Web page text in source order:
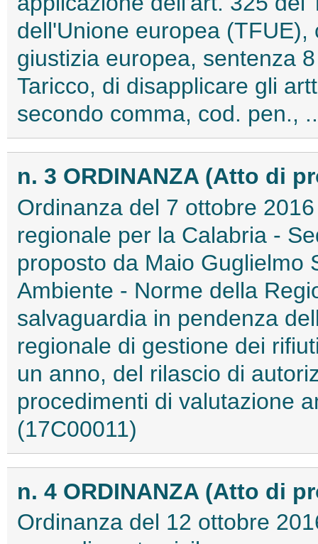
dell'Unione europea
giustizia europea, sentenza
Taricco, di disapplicare gli
secondo comma, cod. pen.,
n. 3 ORDINANZA (Atto di
Ordinanza del 7 ottobre
regionale per la Calabria -
proposto da Maio Guglielmo
Ambiente - Norme della
salvaguardia in pendenza
regionale di gestione dei
un anno, del rilascio di
procedimenti di valutazione
(17C00011)
n. 4 ORDINANZA (Atto di
Ordinanza del 12 ottobre